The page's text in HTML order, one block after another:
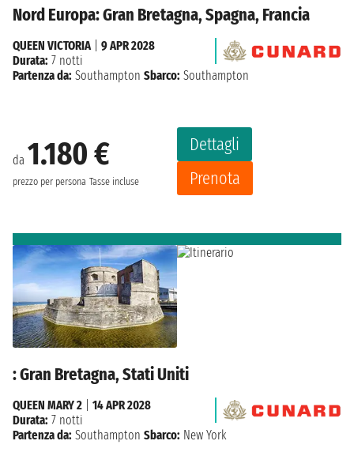
Nord Europa: Gran Bretagna, Spagna, Francia
da 1.180 €
prezzo per persona Tasse incluse
Dettagli
Prenota
QUEEN VICTORIA| 9 APR 2028
Durata: 7 notti
Partenza da: Southampton Sbarco: Southampton
: Gran Bretagna, Stati Uniti
QUEEN MARY 2
14 APR 2028
Durata: 7 notti
Partenza da: Southampton Sbarco: New York